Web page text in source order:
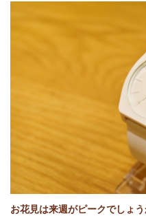
お花見は来週がピークでしょ